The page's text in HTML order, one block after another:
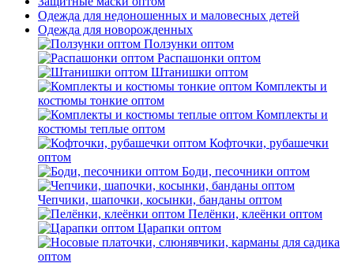
Одежда для недоношенных и маловесных детей
Одежда для новорожденных
Ползунки оптом
Распашонки оптом
Штанишки оптом
Комплекты и
костюмы тонкие оптом
Комплекты и
костюмы теплые оптом
Кофточки, рубашечки
оптом
Боди, песочники оптом
Чепчики, шапочки, косынки, банданы оптом
Пелёнки, клеёнки оптом
Царапки оптом